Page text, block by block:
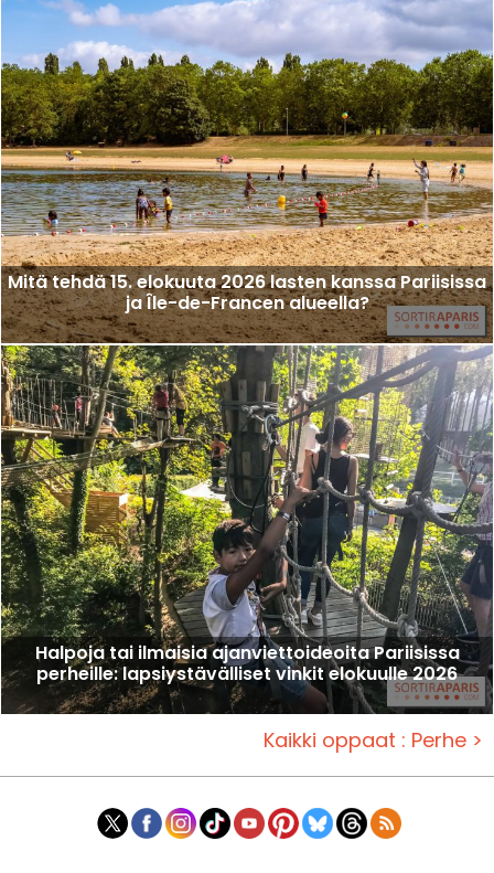
Mitä tehdä 15. elokuuta 2026 lasten kanssa Pariisissa
ja Île-de-Francen alueella?
Halpoja tai ilmaisia ajanviettoideoita Pariisissa
perheille: lapsiystävälliset vinkit elokuulle 2026
Kaikki oppaat : Perhe >